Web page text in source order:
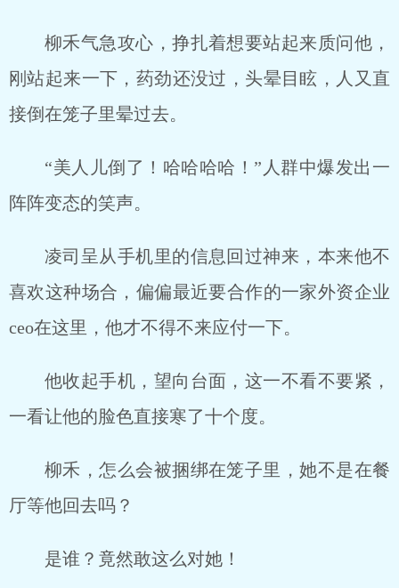
柳禾气急攻心，挣扎着想要站起来质问他，
刚站起来一下，药劲还没过，头晕目眩，人又直
接倒在笼子里晕过去。
“美人儿倒了！哈哈哈哈！”人群中爆发出一
阵阵变态的笑声。
凌司呈从手机里的信息回过神来，本来他不
喜欢这种场合，偏偏最近要合作的一家外资企业
ceo在这里，他才不得不来应付一下。
他收起手机，望向台面，这一不看不要紧，
一看让他的脸色直接寒了十个度。
柳禾，怎么会被捆绑在笼子里，她不是在餐
厅等他回去吗？
是谁？竟然敢这么对她！